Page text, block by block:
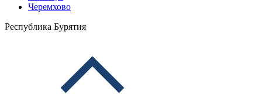
Черемхово
Республика Бурятия